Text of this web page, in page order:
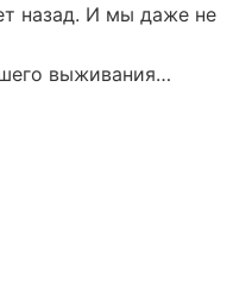
назад. И мы даже не
выживания…